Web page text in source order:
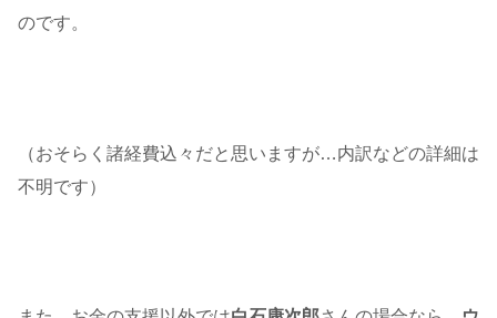
のです。
（おそらく諸経費込々だと思いますが…内訳などの詳細は
不明です）